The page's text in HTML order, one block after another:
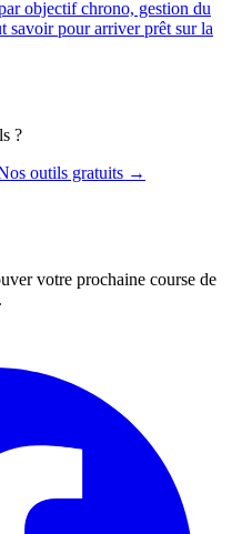
objectif chrono, gestion du
savoir pour arriver prêt sur la
?
outils gratuits →
votre prochaine course de